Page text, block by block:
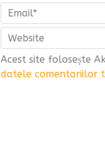
Acest site folosește
datele comentariilor